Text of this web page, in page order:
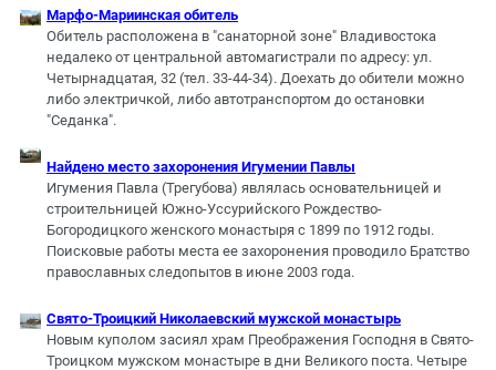
Марфо-Мариинская обитель
Обитель расположена в "санаторной зоне" Владивостока
недалеко от центральной автомагистрали по адресу: ул.
Четырнадцатая, 32 (тел. 33-44-34). Доехать до обители можно
либо электричкой, либо автотранспортом до остановки
"Седанка".
Найдено место захоронения Игумении Павлы
Игумения Павла (Трегубова) являлась основательницей и
строительницей Южно-Уссурийского Рождество-
Богородицкого женского монастыря с 1899 по 1912 годы.
Поисковые работы места ее захоронения проводило Братство
православных следопытов в июне 2003 года.
Свято-Троицкий Николаевский мужской монастырь
Новым куполом засиял храм Преображения Господня в Свято-
Троицком мужском монастыре в дни Великого поста. Четыре